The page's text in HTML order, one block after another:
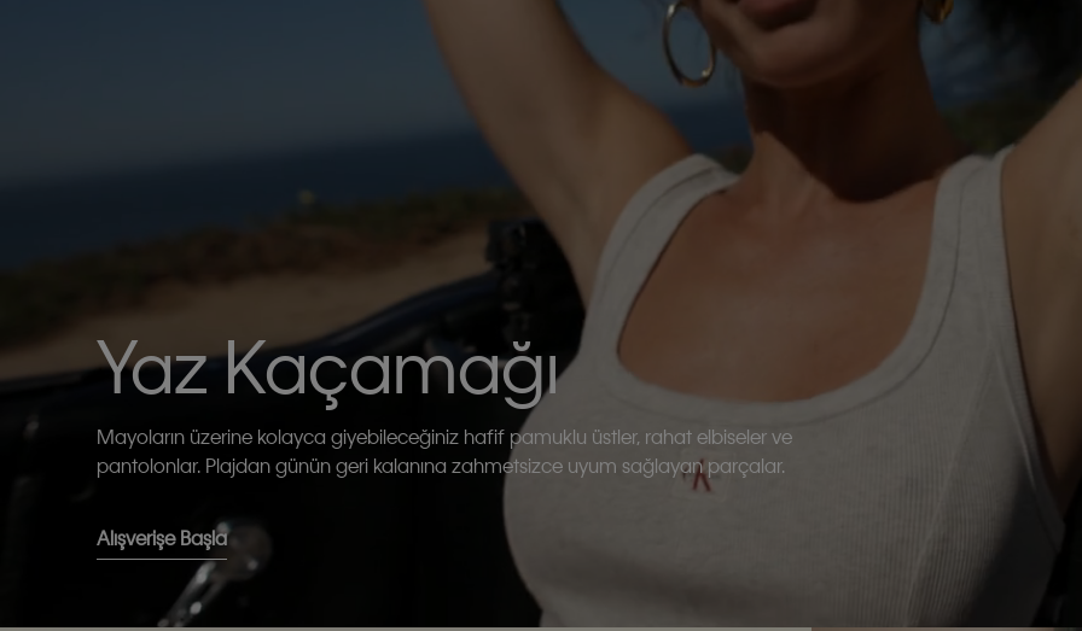
Yaz Kaçamağı
Mayoların üzerine kolayca giyebileceğiniz hafif pamuklu üstler, rahat elbiseler ve
pantolonlar. Plajdan günün geri kalanına zahmetsizce uyum sağlayan parçalar.
Alışverişe Başla